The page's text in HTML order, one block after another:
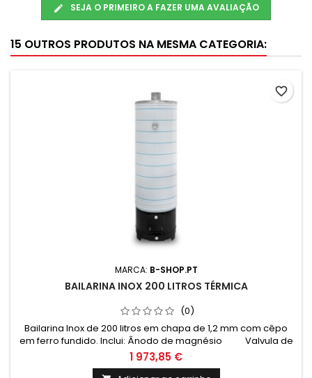
SEJA O PRIMEIRO A FAZER UMA AVALIAÇÃO
15 OUTROS PRODUTOS NA MESMA CATEGORIA:
MARCA: B-SHOP.PT
BAILARINA INOX 200 LITROS TÉRMICA
(0)
Bailarina Inox de 200 litros em chapa de 1,2 mm com cêpo
em ferro fundido. Inclui: Ânodo de magnésio Valvula de
segurança 6 Bar Termómetro e cordão refratário
Medidas: Altura: 1630mm Altura total com cepo: 2030mm
1 973,85 €
favorite_border